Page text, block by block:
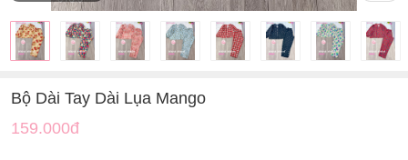
Bộ Dài Tay Dài Lụa Mango
159.000đ